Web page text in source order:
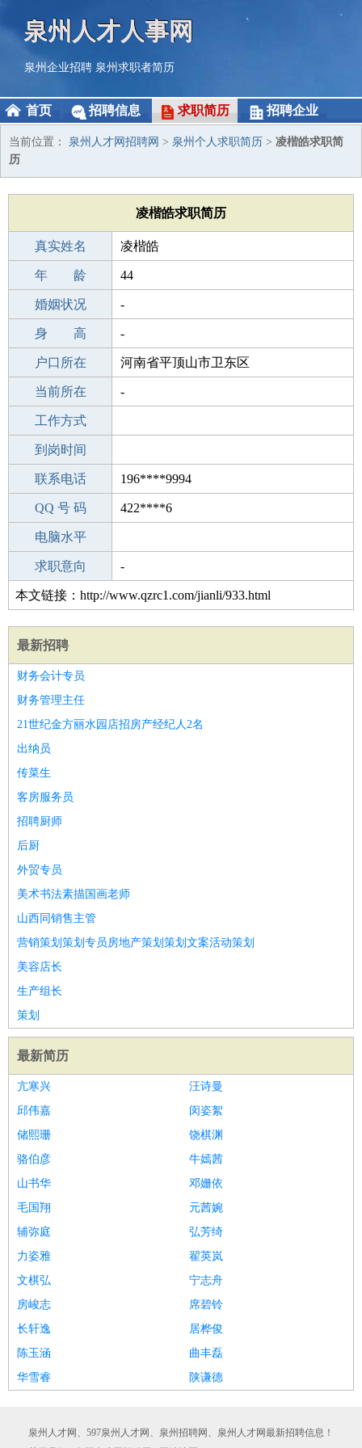
泉州人才人事网
泉州企业招聘 泉州求职者简历
首页 招聘信息 求职简历 招聘企业
当前位置： 泉州人才网招聘网 > 泉州个人求职简历 > 凌楷皓求职简
历
凌楷皓求职简历
真实姓名 凌楷皓
性 别 男
年 龄 44
出生年月 1982-09-30
婚姻状况 -
学 历 职校/技校
身 高 -
毕业学校 华岳电子工程学校
户口所在 河南省平顶山市卫东区
所学专业 -
当前所在 -
工作经验
工作方式
驾 照
到岗时间
期望月薪
联系电话 196****9994
手机号码 196****9994
QQ 号 码 422****6
微信号码
电脑水平
外语水平
求职意向 -
本文链接：http://www.qzrc1.com/jianli/933.html
最新招聘
财务会计专员
财务管理主任
21世纪金方丽水园店招房产经纪人2名
出纳员
传菜生
客房服务员
招聘厨师
后厨
外贸专员
美术书法素描国画老师
山西同销售主管
营销策划策划专员房地产策划策划文案活动策划
美容店长
生产组长
策划
最新简历
亢寒兴
汪诗曼
邱伟嘉
闵姿絮
储熙珊
饶棋渊
骆伯彦
牛嫣茜
山书华
邓姗依
毛国翔
元茜婉
辅弥庭
弘芳绮
力姿雅
翟英岚
文棋弘
宁志舟
房峻志
席碧铃
长轩逸
居桦俊
陈玉涵
曲丰磊
华雪睿
陕谦德
泉州人才网、597泉州人才网、泉州招聘网、泉州人才网最新招聘信息！